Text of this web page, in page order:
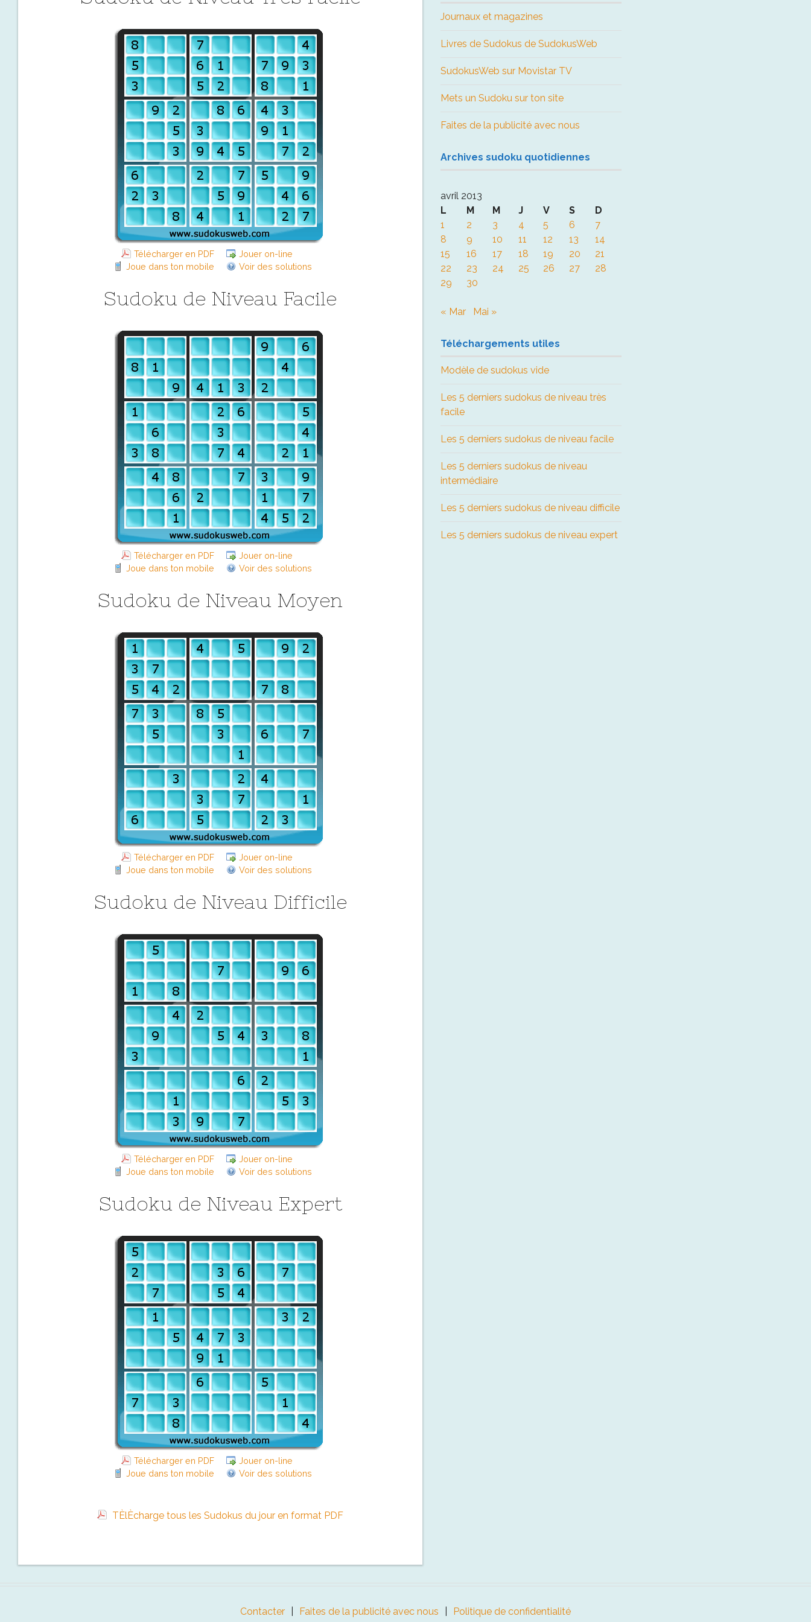
Télécharger en PDF
Jouer on-line
Joue dans ton mobile
Voir des solutions
Sudoku de Niveau Facile
Télécharger en PDF
Jouer on-line
Joue dans ton mobile
Voir des solutions
Sudoku de Niveau Moyen
Télécharger en PDF
Jouer on-line
Joue dans ton mobile
Voir des solutions
Sudoku de Niveau Difficile
Télécharger en PDF
Jouer on-line
Joue dans ton mobile
Voir des solutions
Sudoku de Niveau Expert
Télécharger en PDF
Jouer on-line
Joue dans ton mobile
Voir des solutions
TÈlÈcharge tous les Sudokus du jour en format PDF
Journaux et magazines
Livres de Sudokus de SudokusWeb
SudokusWeb sur Movistar TV
Mets un Sudoku sur ton site
Faites de la publicité avec nous
Archives sudoku quotidiennes
avril 2013
L
M M J V S
D
1
2 3 4 5 6
7
8
9 10 11 12 13
14
15
16 17 18 19 20
21
22
23 24 25 26 27
28
29
30
« Mar Mai »
Téléchargements utiles
Modèle de sudokus vide
Les 5 derniers sudokus de niveau très
facile
Les 5 derniers sudokus de niveau facile
Les 5 derniers sudokus de niveau
intermédiaire
Les 5 derniers sudokus de niveau difficile
Les 5 derniers sudokus de niveau expert
Contacter Faites de la publicité avec nous
Politique de confidentialité